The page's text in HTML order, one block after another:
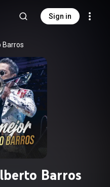
Sign in
Barros
Barros